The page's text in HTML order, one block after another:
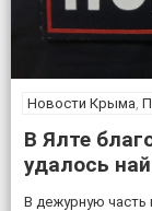
Новости Крыма,
В Ялте
удалось
В дежурную часть